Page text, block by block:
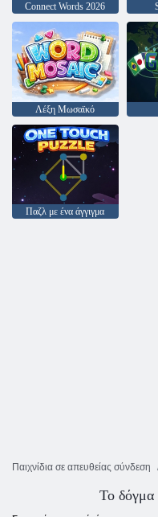
Connect Words 2026
Λέξη Μωσαϊκό
Παζλ με ένα άγγιγμα
Παιχνίδια σε απευθείας σύνδεση
Το